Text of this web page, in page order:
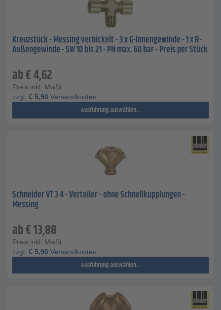
Kreuzstück - Messing vernickelt - 3 x G-Innengewinde - 1 x R-
Außengewinde - SW 10 bis 21 - PN max. 60 bar - Preis per Stück
ab€4,62
Preis inkl. MwSt.
zzgl. € 5,90 Versandkosten
Ausführung auswählen...
Schneider VT 3 4 - Verteiler - ohne Schnellkupplungen -
Messing
ab€13,88
Preis inkl. MwSt.
zzgl. € 5,90 Versandkosten
Ausführung auswählen...